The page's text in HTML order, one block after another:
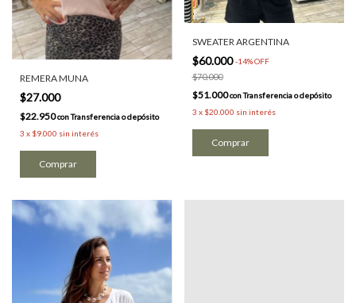
REMERA MUNA
$27.000
$22.950conTransferencia o depósito
3 x $9.000 sin interés
SWEATER ARGENTINA
$60.000-14%OFF
$70.000
$51.000conTransferencia o depósito
3 x $20.000 sin interés